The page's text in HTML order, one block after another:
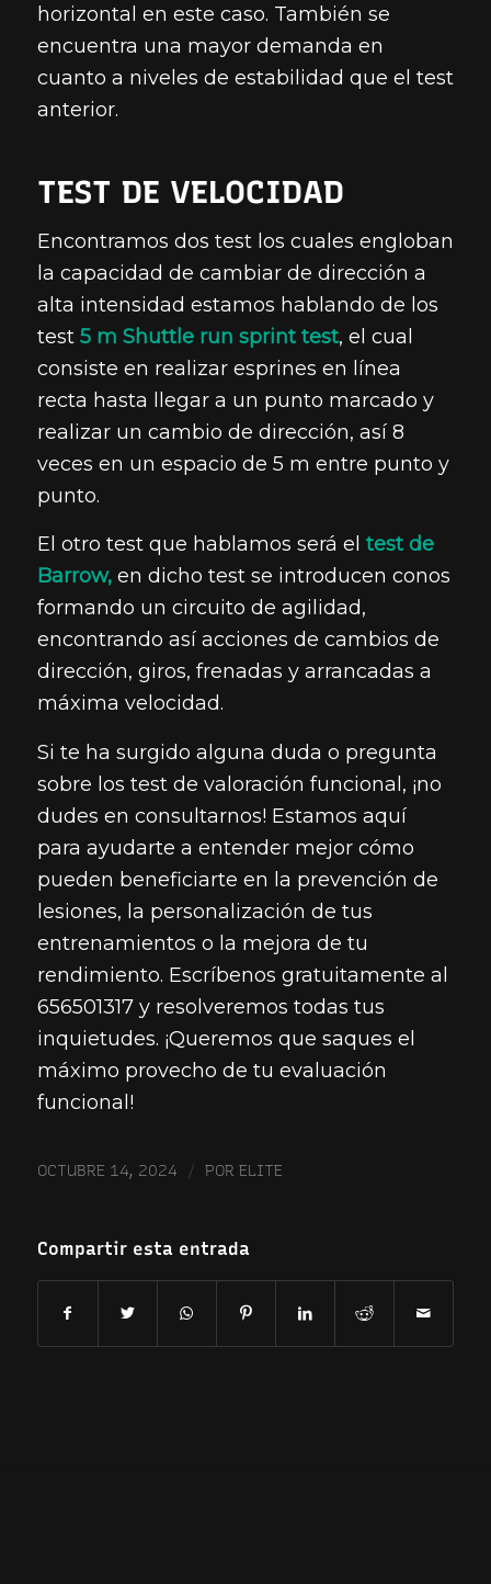
horizontal en este caso. También se
encuentra una mayor demanda en
cuanto a niveles de estabilidad que el test
anterior.
TEST DE VELOCIDAD
Encontramos dos test los cuales engloban
la capacidad de cambiar de dirección a
alta intensidad estamos hablando de los
test 5 m Shuttle run sprint test, el cual
consiste en realizar esprines en línea
recta hasta llegar a un punto marcado y
realizar un cambio de dirección, así 8
veces en un espacio de 5 m entre punto y
punto.
El otro test que hablamos será el test de
Barrow, en dicho test se introducen conos
formando un circuito de agilidad,
encontrando así acciones de cambios de
dirección, giros, frenadas y arrancadas a
máxima velocidad.
Si te ha surgido alguna duda o pregunta
sobre los test de valoración funcional, ¡no
dudes en consultarnos! Estamos aquí
para ayudarte a entender mejor cómo
pueden beneficiarte en la prevención de
lesiones, la personalización de tus
entrenamientos o la mejora de tu
rendimiento. Escríbenos gratuitamente al
656501317 y resolveremos todas tus
inquietudes. ¡Queremos que saques el
máximo provecho de tu evaluación
funcional!
OCTUBRE 14, 2024 / POR ELITE
Compartir esta entrada